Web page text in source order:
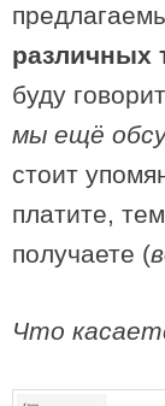
различных
буду
мы ещё
стоит
платите,
получаете (
Что